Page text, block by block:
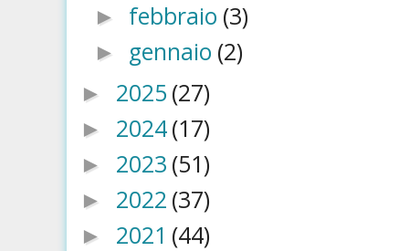
► febbraio (3)
► gennaio (2)
► 2025 (27)
► 2024(17)
► 2023 (51)
► 2022 (37)
► 2021 (44)